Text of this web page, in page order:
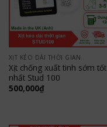
XỊT KÉO DÀI THỜI GIAN
Xịt chống xuất tinh sớm tốt
nhất Stud 100
500,000₫